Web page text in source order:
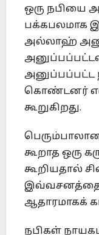
ஒரு நபியை
பக்கபலமாக
அல்லாஹ்
அனுப்பப்பட்ட
கொண்டனர்
கூறுகிறது.
கூறாத ஒரு
கூறியதால்
இவ்வசனத்தை
ஆதாரமாகக்
நபிகள்